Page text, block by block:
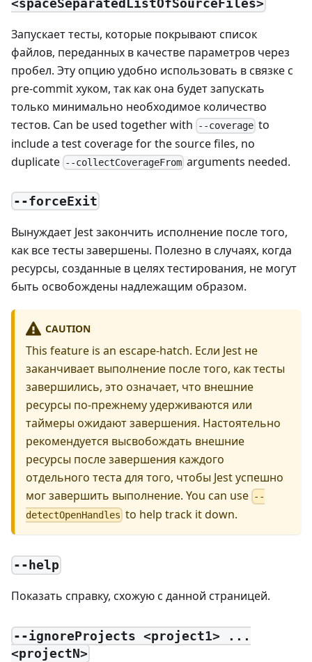
<spaceSeparatedListOfSourceFiles>
Запускает тесты, которые покрывают список
файлов, переданных в качестве параметров через
пробел. Эту опцию удобно использовать в связке с
pre-commit хуком, так как она будет запускать
только минимально необходимое количество
тестов. Can be used together with
--coverage to
include a test coverage for the source files, no
duplicate --collectCoverageFrom arguments needed.
--forceExit
Вынуждает Jest закончить исполнение после того,
как все тесты завершены. Полезно в случаях, когда
ресурсы, созданные в целях тестирования, не могут
быть освобождены надлежащим образом.
CAUTION
This feature is an escape-hatch. Если Jest не
заканчивает выполнение после того, как тесты
завершились, это означает, что внешние
ресурсы по-прежнему удерживаются или
таймеры ожидают завершения. Настоятельно
рекомендуется высвобождать внешние
ресурсы после завершения каждого
отдельного теста для того, чтобы Jest успешно
мог завершить выполнение. You can use --
detectOpenHandles to help track it down.
--help
Показать справку, схожую с данной страницей.
--ignoreProjects <project1> ...
<projectN>